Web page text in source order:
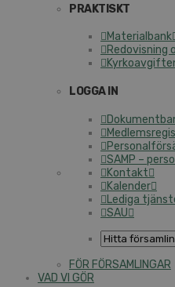
PRAKTISKT
Materialbank
Redovisning
LOGGA IN
SAMP –
Kontakt
Kalender
Lediga
SAU
FÖR FÖRSAMLINGAR
VAD VI GÖR